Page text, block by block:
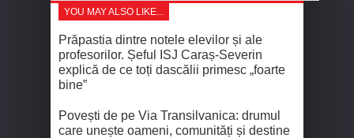
YOU MAY ALSO LIKE...
Prăpastia dintre notele elevilor și ale
profesorilor. Șeful ISJ Caraș-Severin
explică de ce toți dascălii primesc „foarte
bine”
Povești de pe Via Transilvanica: drumul
care unește oameni, comunități și destine